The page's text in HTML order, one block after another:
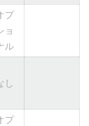
プ
ョ
ル
し
プ